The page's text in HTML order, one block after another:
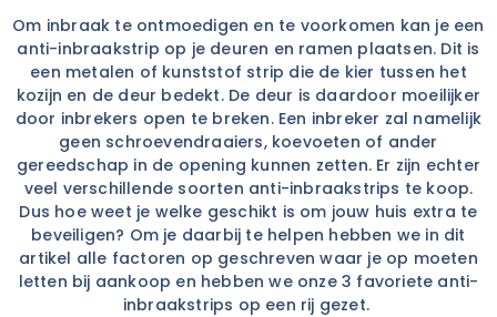
Om inbraak te ontmoedigen en te voorkomen kan je een
anti-inbraakstrip op je deuren en ramen plaatsen. Dit is
een metalen of kunststof strip die de kier tussen het
kozijn en de deur bedekt. De deur is daardoor moeilijker
door inbrekers open te breken. Een inbreker zal namelijk
geen schroevendraaiers, koevoeten of ander
gereedschap in de opening kunnen zetten. Er zijn echter
veel verschillende soorten anti-inbraakstrips te koop.
Dus hoe weet je welke geschikt is om jouw huis extra te
beveiligen? Om je daarbij te helpen hebben we in dit
artikel alle factoren op geschreven waar je op moeten
letten bij aankoop en hebben we onze 3 favoriete anti-
inbraakstrips op een rij gezet.